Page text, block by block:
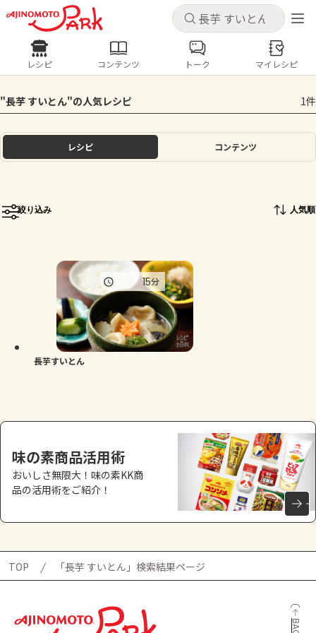
キャンセル
ログインするとレシピを保存できます
ログイン
ホーム
トーク
よくあるお問い合わせ
お買い物
キャンセル
レシピ コンテンツ
人気の食材・レシピ
きゅうり なす トマト
とうもろこし
レシピ コンテンツ トーク マイレシピ
"長芋 すいとん"の人気レシピ 1件
レシピ コンテンツ
絞り込み 人気順
長芋すいとん
15分
味の素商品活用術
おいしさ無限大！味の素KK商
品の活用術をご紹介！
TOP 「長芋 すいとん」検索結果ページ